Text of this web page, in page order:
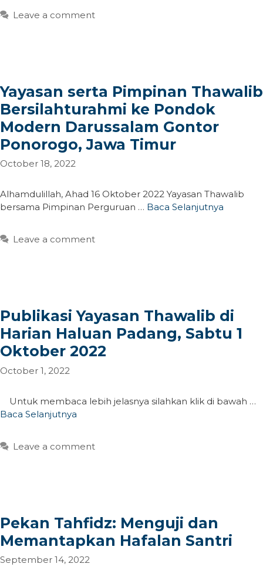
Leave a comment
Yayasan serta Pimpinan Thawalib
Bersilahturahmi ke Pondok
Modern Darussalam Gontor
Ponorogo, Jawa Timur
October 18, 2022
Alhamdulillah, Ahad 16 Oktober 2022 Yayasan Thawalib
bersama Pimpinan Perguruan … Baca Selanjutnya
Leave a comment
Publikasi Yayasan Thawalib di
Harian Haluan Padang, Sabtu 1
Oktober 2022
October 1, 2022
Untuk membaca lebih jelasnya silahkan klik di bawah …
Baca Selanjutnya
Leave a comment
Pekan Tahfidz: Menguji dan
Memantapkan Hafalan Santri
September 14, 2022